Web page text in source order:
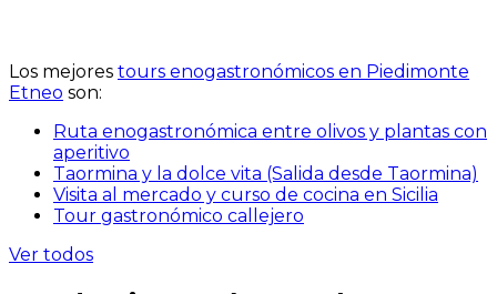
Los mejores tours enogastronómicos en Piedimonte
Etneo son:
Ruta enogastronómica entre olivos y plantas con
aperitivo
Taormina y la dolce vita (Salida desde Taormina)
Visita al mercado y curso de cocina en Sicilia
Tour gastronómico callejero
Ver todos